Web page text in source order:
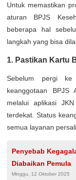
Untuk memastikan
aturan BPJS
beberapa hal
langkah yang bisa
1. Pastikan Kartu
Sebelum pergi
keanggotaan
melalui aplikasi
terdekat. Status
semua layanan
Penyebab
Diabaikan Pemula
Minggu, 12 Oktober 2025